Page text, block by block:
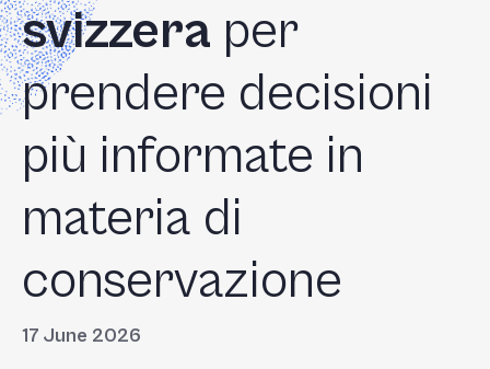
svizzera per
prendere decisioni
più informate in
materia di
conservazione
17 June 2026